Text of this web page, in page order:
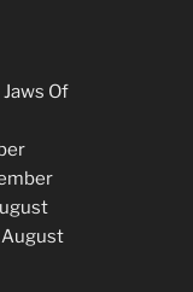
Of
August